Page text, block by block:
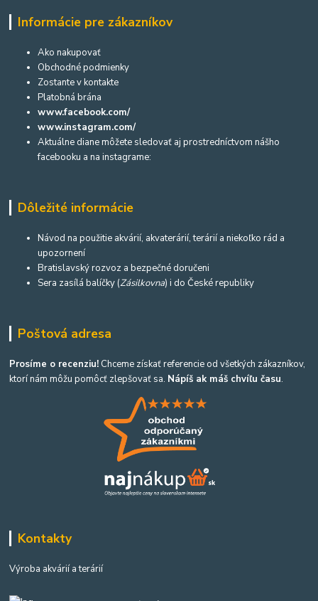
Informácie pre zákazníkov
Ako nakupovať
Obchodné podmienky
Zostante v kontakte
Platobná brána
www.facebook.com/
www.instagram.com/
Aktuálne diane môžete sledovať aj prostredníctvom nášho
facebooku a na instagrame:
Dôležité informácie
Návod na použitie akvárií, akvaterárií, terárií a niekoľko rád a
upozornení
Bratislavský rozvoz a bezpečné doručeni
Sera zasílá balíčky (Zásilkovna) i do České republiky
Poštová adresa
Prosíme o recenziu! Chceme získať referencie od všetkých zákazníkov,
ktorí nám môžu pomôcť zlepšovať sa. Nápíš ak máš chvíľu času.
Kontakty
Výroba akvárií a terárií